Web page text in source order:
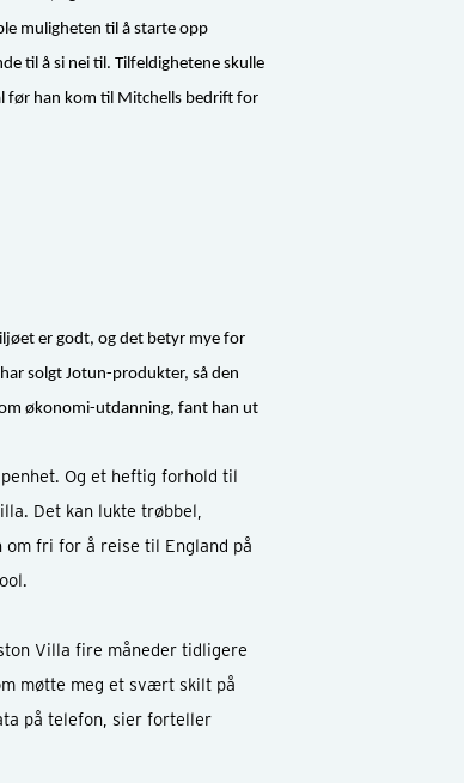
muligheten til å starte opp
til å si nei til. Tilfeldighetene skulle
før han kom til Mitchells bedrift for
er godt, og det betyr mye for
solgt Jotun-produkter, så den
økonomi-utdanning, fant han ut
Og et heftig forhold til
Det kan lukte trøbbel,
fri for å reise til England på
Villa fire måneder tidligere
møtte meg et svært skilt på
på telefon, sier forteller